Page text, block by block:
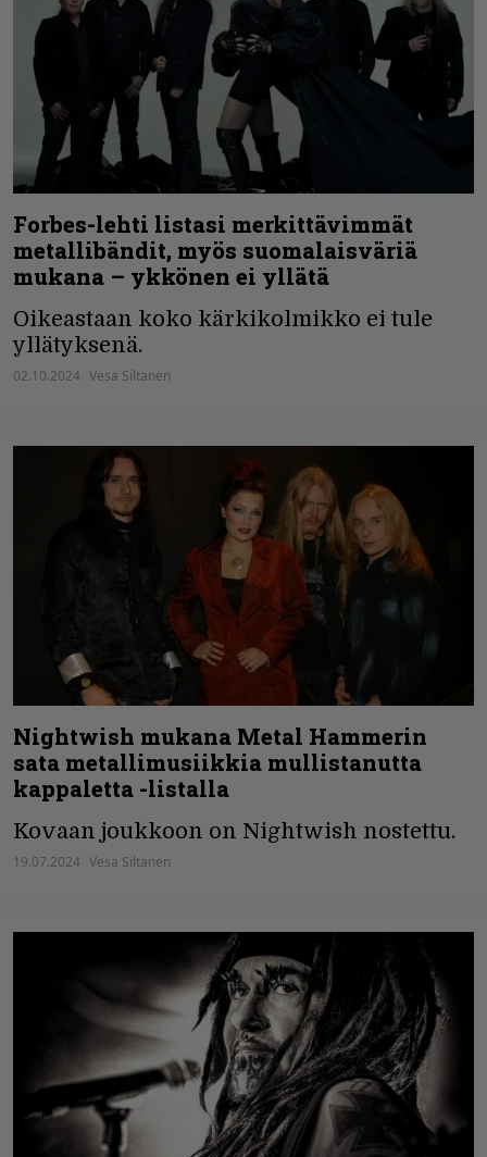
Forbes-lehti listasi merkittävimmät
metallibändit, myös suomalaisväriä
mukana – ykkönen ei yllätä
Oikeastaan koko kärkikolmikko ei tule
yllätyksenä.
02.10.2024 Vesa Siltanen
Nightwish mukana Metal Hammerin
sata metallimusiikkia mullistanutta
kappaletta -listalla
Kovaan joukkoon on Nightwish nostettu.
19.07.2024 Vesa Siltanen